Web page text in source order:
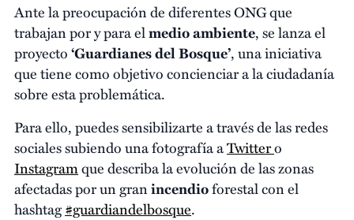
Ante la preocupación de diferentes ONG que
trabajan por y para elmedio ambiente, se lanza el
proyecto‘Guardianes del Bosque’, una iniciativa
que tiene como objetivo concienciar a la ciudadanía
sobre esta problemática.
Para ello, puedes sensibilizarte a través de las redes
sociales subiendo una fotografía aTwittero
Instagramque describa la evolución de las zonas
afectadas por un granincendioforestal con el
hashtag#guardiandelbosque.